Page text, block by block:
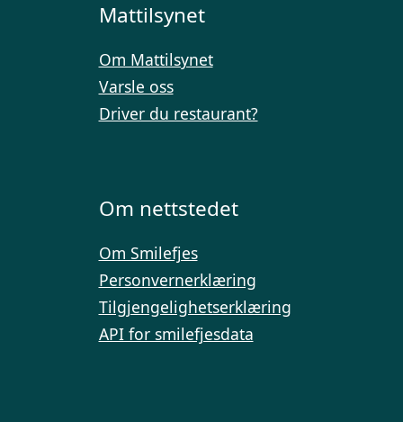
Mattilsynet
Om Mattilsynet
Varsle oss
Driver du restaurant?
Om nettstedet
Om Smilefjes
Personvernerklæring
Tilgjengelighetserklæring
API for smilefjesdata